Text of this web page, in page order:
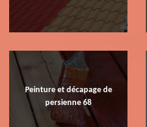
Peinture et décapage de
persienne 68